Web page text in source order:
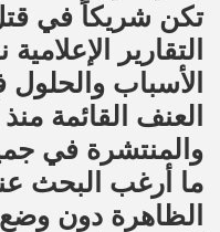
تكن شريكاً في
التقارير
الأسباب
العنف القائمة
والمنتشرة في
ما أرغب البحث
الظاهرة دون